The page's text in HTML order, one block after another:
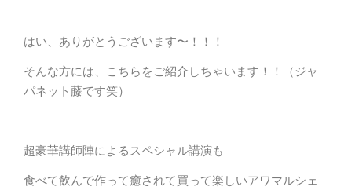
はい、ありがとうございます〜！！！
そんな方には、こちらをご紹介しちゃいます！！（ジャ
パネット藤です笑）
超豪華講師陣によるスペシャル講演も
食べて飲んで作って癒されて買って楽しいアワマルシェ